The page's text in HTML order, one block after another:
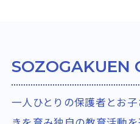
SOZOGAKUEN
一人ひとりの保護者とお